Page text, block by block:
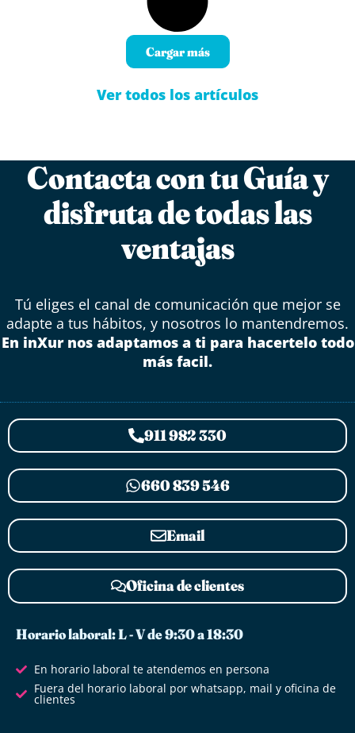
Cargar más
Ver todos los artículos
Contacta con tu Guía y
disfruta de todas las
ventajas
Tú eliges el canal de comunicación que mejor se
adapte a tus hábitos, y nosotros lo mantendremos.
En inXur nos adaptamos a ti para hacertelo todo
más facil.
911 982 330
660 839 546
Email
Oficina de clientes
Horario laboral: L - V de 9:30 a 18:30
En horario laboral te atendemos en persona
Fuera del horario laboral por whatsapp, mail y oficina de
clientes